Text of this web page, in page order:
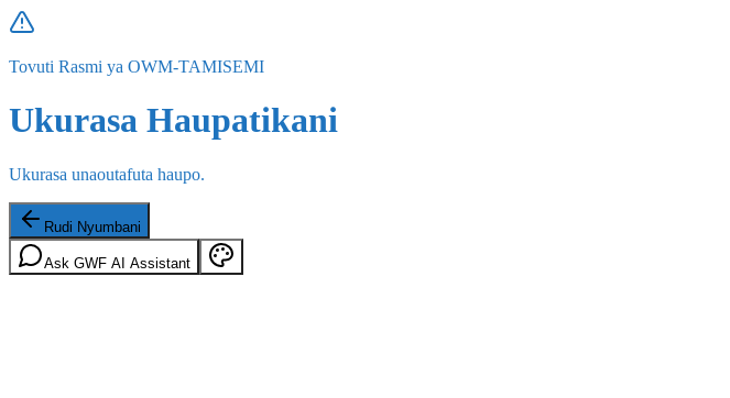
Tovuti Rasmi ya OWM-TAMISEMI
Ukurasa Haupatikani
Ukurasa unaoutafuta haupo.
Rudi Nyumbani
Ask GWF AI Assistant